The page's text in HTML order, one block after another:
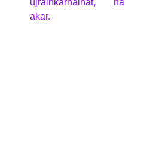
újrainkarnálhat, ha
akar.